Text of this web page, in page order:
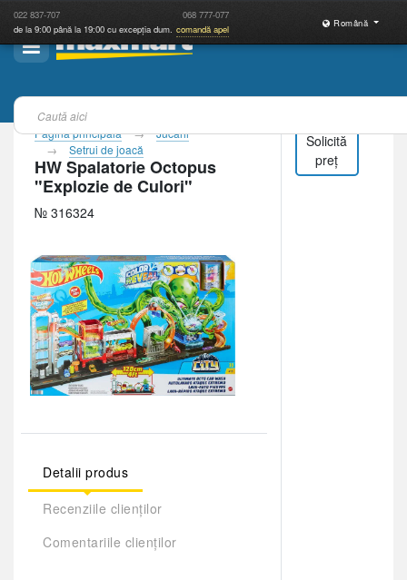
022 837-707 068 777-077
de la 9:00 până la 19:00 cu excepția dum. comandă apel
Română
Pagina principală
Jucării
Setrui de joacă
HW Spalatorie Octopus
"Explozie de Culori"
№ 316324
Detalii produs
Recenziile clienților
Comentariile clienților
Solicită
preț